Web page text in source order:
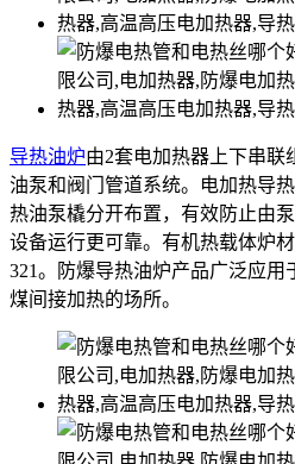
导热油炉由2套电加热器上下串联
油泵和阀门管道系统。电加热导
热油泵橇分开布置，有效防止由
设备运行更可靠。有机热载体炉
321。防爆导热油炉产品广泛应
煤间接加热的场所。